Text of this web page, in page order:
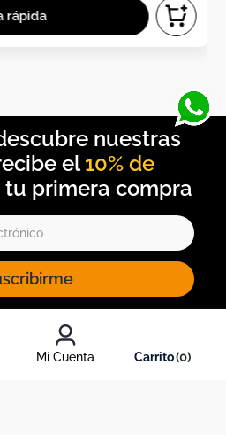
Mi Cuenta 0
10% de
nuestros
de tratamiento de información